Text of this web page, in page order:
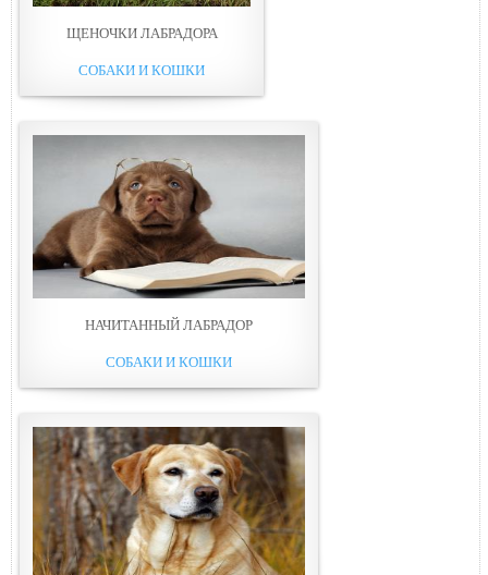
ЩЕНОЧКИ ЛАБРАДОРА
СОБАКИ И КОШКИ
НАЧИТАННЫЙ ЛАБРАДОР
СОБАКИ И КОШКИ